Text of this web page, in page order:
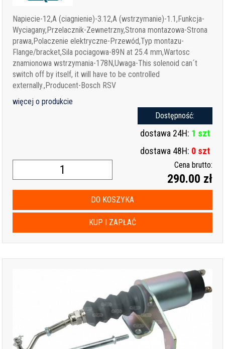
Napiecie-12,A (ciagnienie)-3.12,A (wstrzymanie)-1.1,Funkcja-
Wyciagany,Przelacznik-Zewnetrzny,Strona montazowa-Strona
prawa,Polaczenie elektryczne-Przewód,Typ montazu-
Flange/bracket,Sila pociagowa-89N at 25.4 mm,Wartosc
znamionowa wstrzymania-178N,Uwaga-This solenoid can´t
switch off by itself, it will have to be controlled
externally.,Producent-Bosch RSV
więcej o produkcie
Dostępność:
dostawa 24H: 1 szt
dostawa 48H: 0 szt
Cena brutto:
290.00 zł
DO KOSZYKA
KUP I ZAPŁAĆ